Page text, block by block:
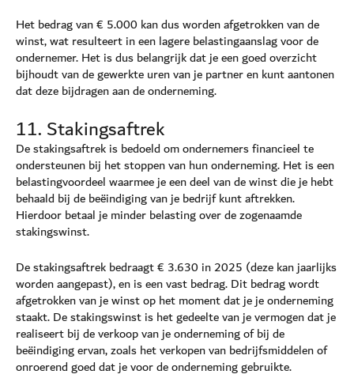
Het bedrag van € 5.000 kan dus worden afgetrokken van de
winst, wat resulteert in een lagere belastingaanslag voor de
ondernemer. Het is dus belangrijk dat je een goed overzicht
bijhoudt van de gewerkte uren van je partner en kunt aantonen
dat deze bijdragen aan de onderneming.
11. Stakingsaftrek
De stakingsaftrek is bedoeld om ondernemers financieel te
ondersteunen bij het stoppen van hun onderneming. Het is een
belastingvoordeel waarmee je een deel van de winst die je hebt
behaald bij de beëindiging van je bedrijf kunt aftrekken.
Hierdoor betaal je minder belasting over de zogenaamde
stakingswinst.
De stakingsaftrek bedraagt € 3.630 in 2025 (deze kan jaarlijks
worden aangepast), en is een vast bedrag. Dit bedrag wordt
afgetrokken van je winst op het moment dat je je onderneming
staakt. De stakingswinst is het gedeelte van je vermogen dat je
realiseert bij de verkoop van je onderneming of bij de
beëindiging ervan, zoals het verkopen van bedrijfsmiddelen of
onroerend goed dat je voor de onderneming gebruikte.